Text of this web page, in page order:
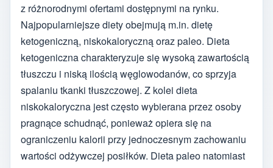
z różnorodnymi ofertami dostępnymi na rynku.
Najpopularniejsze diety obejmują m.in. dietę
ketogeniczną, niskokaloryczną oraz paleo. Dieta
ketogeniczna charakteryzuje się wysoką zawartością
tłuszczu i niską ilością węglowodanów, co sprzyja
spalaniu tkanki tłuszczowej. Z kolei dieta
niskokaloryczna jest często wybierana przez osoby
pragnące schudnąć, ponieważ opiera się na
ograniczeniu kalorii przy jednoczesnym zachowaniu
wartości odżywczej posiłków. Dieta paleo natomiast